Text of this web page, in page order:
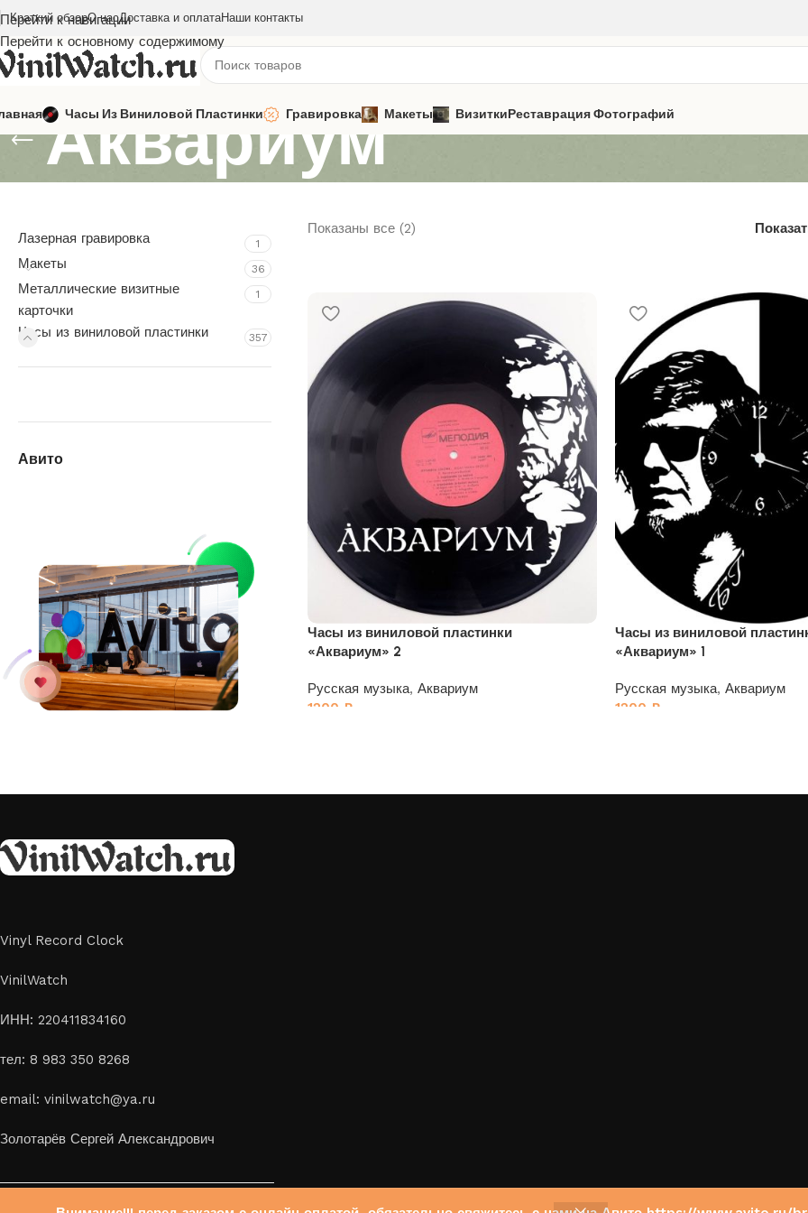
Перейти к навигации
Перейти к основному содержимому
Краткий обзорО насДоставка и оплатаНаши контакты
Часы Из Виниловой Пластинки Гравировка Макеты ВизиткиРеставрация Фотографий
Аквариум
Лазерная гравировка 1
Макеты 36
Металлические визитные
карточки
1
Часы из виниловой пластинки 357
Авито
Показаны все (2)
Часы из виниловой пластинки
«Аквариум» 2
Русская музыка, Аквариум
1200 ₽
Часы из виниловой
«Аквариум» 1
Русская музыка, Аквариум
1200 ₽
Vinyl Record Clock
VinilWatch
ИНН: 220411834160
тел: 8 983 350 8268
email: vinilwatch@ya.ru
Золотарёв Сергей Александрович